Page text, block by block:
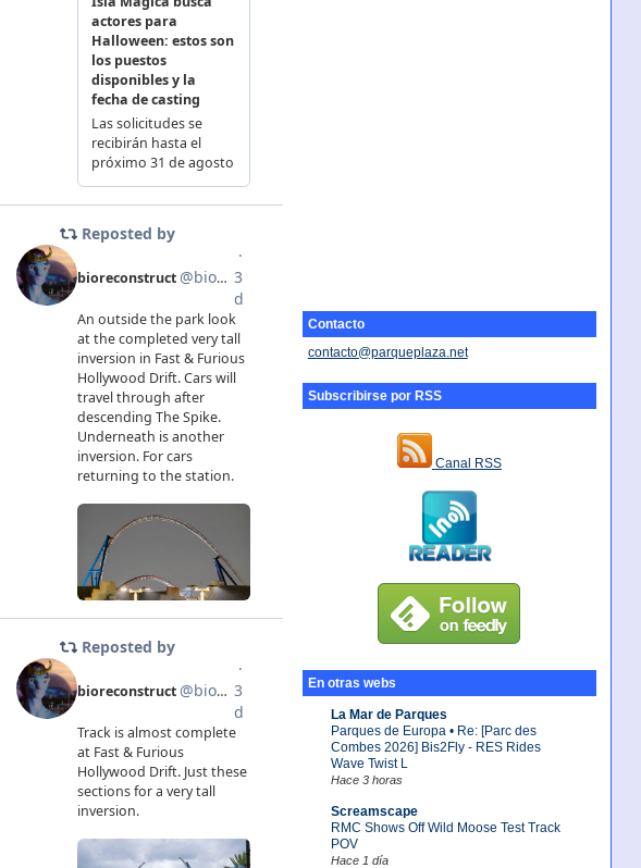
Contacto
contacto@parqueplaza.net
Subscribirse por RSS
Canal RSS
En otras webs
La Mar de Parques
Parques de Europa • Re: [Parc des
Combes 2026] Bis2Fly - RES Rides
Wave Twist L
Hace 3 horas
Screamscape
RMC Shows Off Wild Moose Test Track
POV
Hace 1 día